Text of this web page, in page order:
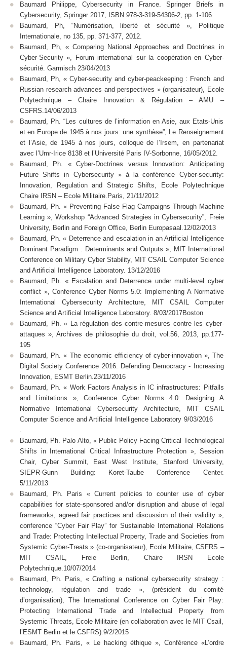
Baumard Philippe, Cybersecurity in France. Springer Briefs in
Cybersecurity, Springer 2017, ISBN 978-3-319-54306-2, pp. 1-106
Baumard, Ph, “Numérisation, liberté et sécurité », Politique
Internationale, no 135, pp. 371-377, 2012.
Baumard, Ph, « Comparing National Approaches and Doctrines in
Cyber-Security », Forum international sur la coopération en Cyber-
sécurité. Garmisch 23/04/2013
Baumard, Ph, « Cyber-security and cyber-peackeeping : French and
Russian research advances and perspectives » (organisateur), Ecole
Polytechnique – Chaire Innovation & Régulation – AMU –
CSFRS.14/06/2013
Baumard, Ph. “Les cultures de l’information en Asie, aux Etats-Unis
et en Europe de 1945 à nos jours: une synthèse”, Le Renseignement
et l’Asie, de 1945 à nos jours, colloque de l’Irsem, en partenariat
avec l’Umr-Irice 8138 et l’Université Paris IV-Sorbonne, 16/05/2012.
Baumard, Ph. « Cyber-Doctrines versus Innovation: Anticipating
Future Shifts in Cybersecurity » à la conférence Cyber-security:
Innovation, Regulation and Strategic Shifts, Ecole Polytechnique
Chaire IRSN – Ecole Militaire.Paris, 21/11/2012
Baumard, Ph. « Preventing False Flag Campaigns Through Machine
Learning », Workshop “Advanced Strategies in Cybersecurity”, Freie
University, Berlin and Foreign Office, Berlin Europasaal.12/02/2013
Baumard, Ph. « Deterrence and escalation in an Artificial Intelligence
Dominant Paradigm : Determinants and Outputs », MIT International
Conference on Military Cyber Stability, MIT CSAIL Computer Science
and Artificial Intelligence Laboratory. 13/12/2016
Baumard, Ph. « Escalation and Deterrence under multi-level cyber
conflict », Conference Cyber Norms 5.0: Implementing A Normative
International Cybersecurity Architecture, MIT CSAIL Computer
Science and Artificial Intelligence Laboratory. 8/03/2017Boston
Baumard, Ph. « La régulation des contre-mesures contre les cyber-
attaques », Archives de philosophie du droit, vol.56, 2013, pp.177-
195
Baumard, Ph. « The economic efficiency of cyber-innovation », The
Digital Society Conference 2016. Defending Democracy - Increasing
Innovation, ESMT Berlin.23/11/2016
Baumard, Ph. « Work Factors Analysis in IC infrastructures: Pitfalls
and Limitations », Conference Cyber Norms 4.0: Designing A
Normative International Cybersecurity Architecture, MIT CSAIL
Computer Science and Artificial Intelligence Laboratory 9/03/2016
.
Baumard, Ph. Palo Alto, « Public Policy Facing Critical Technological
Shifts in International Critical Infrastructure Protection », Session
Chair, Cyber Summit, East West Institute, Stanford University,
SIEPR-Gunn Building: Koret-Taube Conference Center.
5/11/2013
Baumard, Ph. Paris « Current policies to counter use of cyber
capabilities for state-sponsored and/or disruption and abuse of legal
frameworks, agreed fair practices and discussion of their validity »,
conference “Cyber Fair Play” for Sustainable International Relations
and Trade: Protecting Intellectual Property, Trade and Societies from
Systemic Cyber-Treats » (co-organisateur), Ecole Militaire, CSFRS –
MIT CSAIL, Freie Berlin, Chaire IRSN Ecole
Polytechnique.10/07/2014
Baumard, Ph. Paris, « Crafting a national cybersecurity strategy :
technology, régulation and trade », (président du comité
d’organisation), The International Conference on Cyber Fair Play:
Protecting International Trade and Intellectual Property from
Systemic Threats, Ecole Militaire (en collaboration avec le MIT Csail,
l’ESMT Berlin et le CSFRS).9/2/2015
Baumard, Ph. Paris, « Le hacking éthique », Conférence «L’ordre